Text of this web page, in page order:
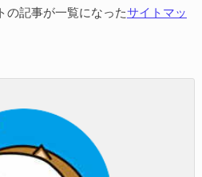
の記事が一覧になったサイトマッ